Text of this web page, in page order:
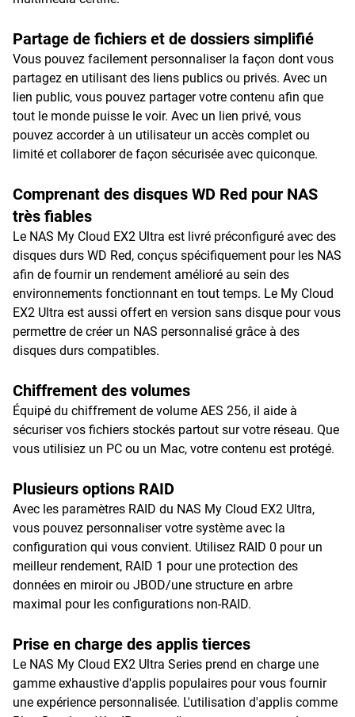
Partage de fichiers et de dossiers simplifié
Vous pouvez facilement personnaliser la façon dont vous
partagez en utilisant des liens publics ou privés. Avec un
lien public, vous pouvez partager votre contenu afin que
tout le monde puisse le voir. Avec un lien privé, vous
pouvez accorder à un utilisateur un accès complet ou
limité et collaborer de façon sécurisée avec quiconque.
Comprenant des disques WD Red pour NAS
très fiables
Le NAS My Cloud EX2 Ultra est livré préconfiguré avec des
disques durs WD Red, conçus spécifiquement pour les NAS
afin de fournir un rendement amélioré au sein des
environnements fonctionnant en tout temps. Le My Cloud
EX2 Ultra est aussi offert en version sans disque pour vous
permettre de créer un NAS personnalisé grâce à des
disques durs compatibles.
Chiffrement des volumes
Équipé du chiffrement de volume AES 256, il aide à
sécuriser vos fichiers stockés partout sur votre réseau. Que
vous utilisiez un PC ou un Mac, votre contenu est protégé.
Plusieurs options RAID
Avec les paramètres RAID du NAS My Cloud EX2 Ultra,
vous pouvez personnaliser votre système avec la
configuration qui vous convient. Utilisez RAID 0 pour un
meilleur rendement, RAID 1 pour une protection des
données en miroir ou JBOD/une structure en arbre
maximal pour les configurations non-RAID.
Prise en charge des applis tierces
Le NAS My Cloud EX2 Ultra Series prend en charge une
gamme exhaustive d'applis populaires pour vous fournir
une expérience personnalisée. L'utilisation d'applis comme